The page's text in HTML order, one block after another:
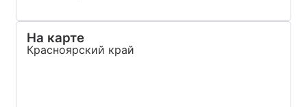
На карте
Красноярский край